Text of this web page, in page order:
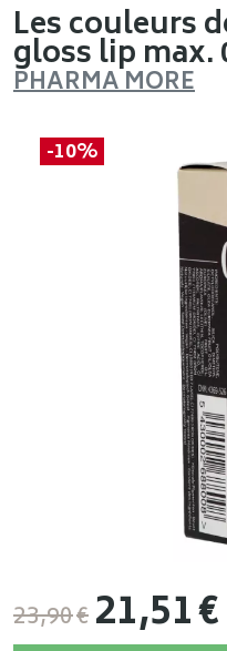
Les couleurs
gloss lip max.
PHARMA MORE
-10%
23,90€21,51€